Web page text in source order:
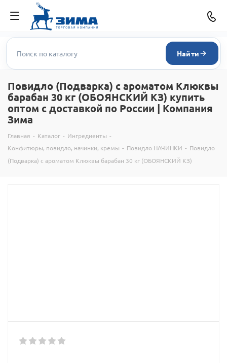
Найти
Повидло (Подварка) с ароматом Клюквы
барабан 30 кг (ОБОЯНСКИЙ КЗ) купить
оптом с доставкой по России | Компания
Зима
Главная - Каталог - Ингредиенты -
Конфитюры, повидло, начинки, кремы - Повидло НАЧИНКИ - Повидло
(Подварка) с ароматом Клюквы барабан 30 кг (ОБОЯНСКИЙ КЗ)